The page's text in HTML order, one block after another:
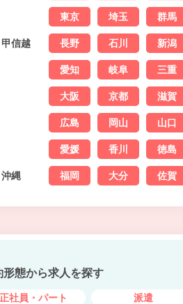
東京 埼玉 群馬
信越 長野 石川 新潟
愛知 岐阜 三重
大阪 京都 滋賀
広島 岡山 山口
愛媛 香川 徳島
縄 福岡 大分 佐賀
形態から求人を探す
正社員・パート 派遣